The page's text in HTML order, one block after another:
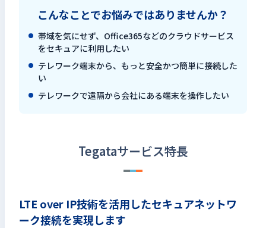
こんなことでお悩みではありませんか？
帯域を気にせず、Office365などのクラウドサービス
をセキュアに利用したい
テレワーク端末から、もっと安全かつ簡単に接続した
い
テレワークで遠隔から会社にある端末を操作したい
Tegataサービス特長
LTE over IP技術を活用したセキュアネットワ
ーク接続を実現します